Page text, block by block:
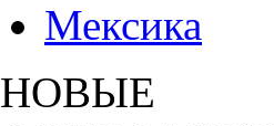
Мексика
НОВЫЕ